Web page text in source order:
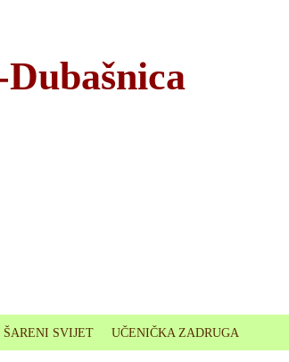
ŠARENI SVIJET UČENIČKA ZADRUGA